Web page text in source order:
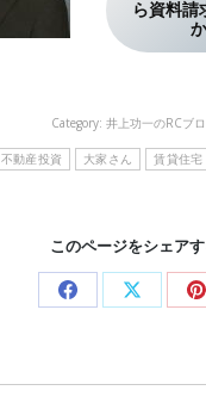
ら資料請
Category: 井上功一のRCブ
不動産投資 大家さん 賃貸住宅
このページをシェア
Share Share